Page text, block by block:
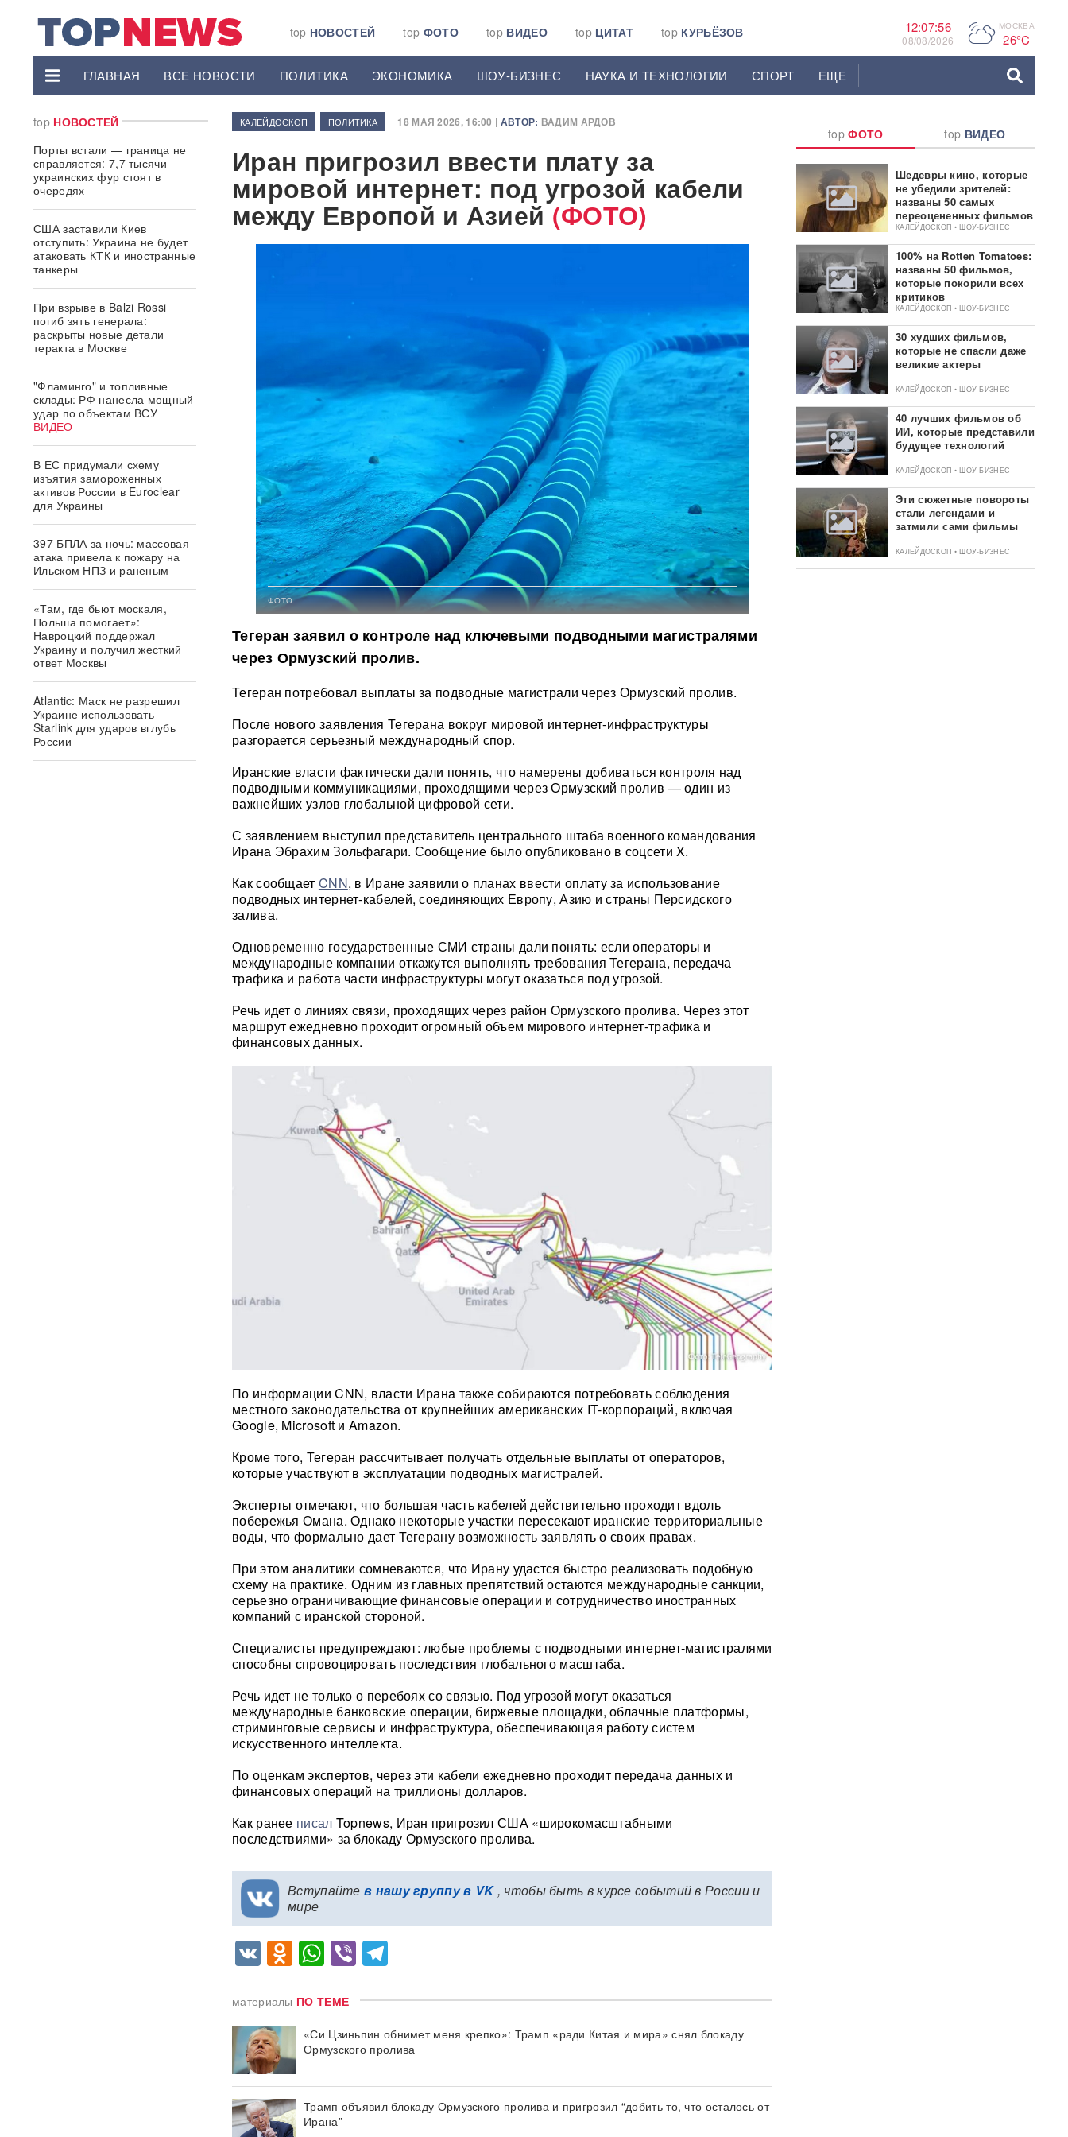
top НОВОСТЕЙ top ФОТО top ВИДЕО top ЦИТАТ top КУРЬЁЗОВ 12:07:58
08/08/2026 P МОСКВА
26°C
ГЛАВНАЯ ВСЕ НОВОСТИ ПОЛИТИКА ЭКОНОМИКА ШОУ-БИЗНЕС НАУКА И ТЕХНОЛОГИИ СПОРТ ЕЩЕ
top НОВОСТЕЙ
Порты встали — граница не
справляется: 7,7 тысячи
украинских фур стоят в
очередях
США заставили Киев
отступить: Украина не будет
атаковать КТК и иностранные
танкеры
При взрыве в Balzi Rossi
погиб зять генерала:
раскрыты новые детали
теракта в Москве
"Фламинго" и топливные
склады: РФ нанесла мощный
удар по объектам ВСУ
ВИДЕО
В ЕС придумали схему
изъятия замороженных
активов России в Euroclear
для Украины
397 БПЛА за ночь: массовая
атака привела к пожару на
Ильском НПЗ и раненым
«Там, где бьют москаля,
Польша помогает»:
Навроцкий поддержал
Украину и получил жесткий
ответ Москвы
Atlantic: Маск не разрешил
Украине использовать
Starlink для ударов вглубь
России
КАЛЕЙДОСКОП ПОЛИТИКА 18 МАЯ 2026, 16:00 | АВТОР: ВАДИМ АРДОВ
Иран пригрозил ввести плату за
мировой интернет: под угрозой кабели
между Европой и Азией(ФОТО)
ФОТО:
Тегеран заявил о контроле над ключевыми подводными магистралями
через Ормузский пролив.
Тегеран потребовал выплаты за подводные магистрали через Ормузский пролив.
После нового заявления Тегерана вокруг мировой интернет-инфраструктуры
разгорается серьезный международный спор.
Иранские власти фактически дали понять, что намерены добиваться контроля над
подводными коммуникациями, проходящими через Ормузский пролив — один из
важнейших узлов глобальной цифровой сети.
С заявлением выступил представитель центрального штаба военного командования
Ирана Эбрахим Зольфагари. Сообщение было опубликовано в соцсети X.
Как сообщает CNN, в Иране заявили о планах ввести оплату за использование
подводных интернет-кабелей, соединяющих Европу, Азию и страны Персидского
залива.
Одновременно государственные СМИ страны дали понять: если операторы и
международные компании откажутся выполнять требования Тегерана, передача
трафика и работа части инфраструктуры могут оказаться под угрозой.
Речь идет о линиях связи, проходящих через район Ормузского пролива. Через этот
маршрут ежедневно проходит огромный объем мирового интернет-трафика и
финансовых данных.
По информации CNN, власти Ирана также собираются потребовать соблюдения
местного законодательства от крупнейших американских IT-корпораций, включая
Google, Microsoft и Amazon.
Кроме того, Тегеран рассчитывает получать отдельные выплаты от операторов,
которые участвуют в эксплуатации подводных магистралей.
Эксперты отмечают, что большая часть кабелей действительно проходит вдоль
побережья Омана. Однако некоторые участки пересекают иранские территориальные
воды, что формально дает Тегерану возможность заявлять о своих правах.
При этом аналитики сомневаются, что Ирану удастся быстро реализовать подобную
схему на практике. Одним из главных препятствий остаются международные санкции,
серьезно ограничивающие финансовые операции и сотрудничество иностранных
компаний с иранской стороной.
Специалисты предупреждают: любые проблемы с подводными интернет-магистралями
способны спровоцировать последствия глобального масштаба.
Речь идет не только о перебоях со связью. Под угрозой могут оказаться
международные банковские операции, биржевые площадки, облачные платформы,
стриминговые сервисы и инфраструктура, обеспечивающая работу систем
искусственного интеллекта.
По оценкам экспертов, через эти кабели ежедневно проходит передача данных и
финансовых операций на триллионы долларов.
Как ранее писал Topnews, Иран пригрозил США «широкомасштабными
последствиями» за блокаду Ормузского пролива.
Вступайте в нашу группу в VK, чтобы быть в курсе событий в России и
мире
VKOdnoklassniki
WhatsApp
Viber
материалы ПО ТЕМЕ
«Си Цзиньпин обнимет меня крепко»: Трамп «ради Китая и мира» снял блокаду
Ормузского пролива
Трамп объявил блокаду Ормузского пролива и пригрозил “добить то, что осталось от
Ирана”
topФОТО top ВИДЕО
Шедевры кино, которые
не убедили зрителей:
названы 50 самых
переоцененных фильмов
КАЛЕЙДОСКОП • ШОУ-БИЗНЕС
100% на Rotten Tomatoes:
названы 50 фильмов,
которые покорили всех
критиков
КАЛЕЙДОСКОП • ШОУ-БИЗНЕС
30 худших фильмов,
которые не спасли даже
великие актеры
КАЛЕЙДОСКОП • ШОУ-БИЗНЕС
40 лучших фильмов об
ИИ, которые представили
будущее технологий
КАЛЕЙДОСКОП • ШОУ-БИЗНЕС
Эти сюжетные повороты
стали легендами и
затмили сами фильмы
КАЛЕЙДОСКОП • ШОУ-БИЗНЕС